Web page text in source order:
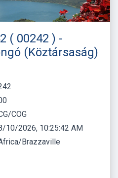
( 00242 ) -
(Köztársaság)
COG
10/2026, 10:25:42 AM
Brazzaville